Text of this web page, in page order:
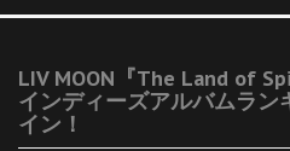
LIV MOON『The Land of
インディーズアルバムラン
イン！